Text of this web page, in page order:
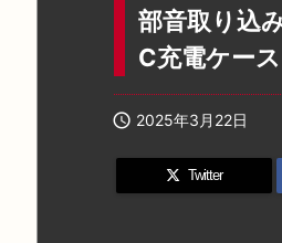
部音取り込
C充電ケー
 2025年3月22日
Twitter